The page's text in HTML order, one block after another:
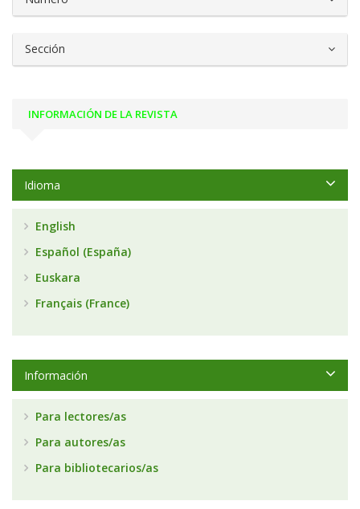
Sección
INFORMACIÓN DE LA REVISTA
Idioma
English
Español (España)
Euskara
Français (France)
Información
Para lectores/as
Para autores/as
Para bibliotecarios/as